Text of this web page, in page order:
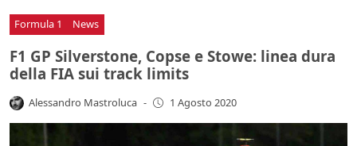
Formula 1 News
F1 GP Silverstone, Copse e Stowe: linea dura
della FIA sui track limits
Alessandro Mastroluca - 1 Agosto 2020